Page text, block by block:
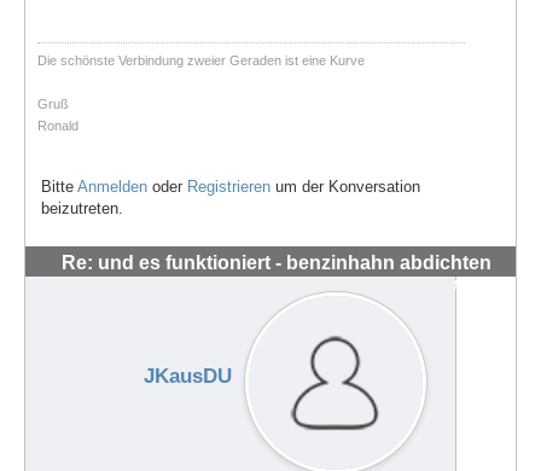
Die schönste Verbindung zweier Geraden ist eine Kurve
Gruß
Ronald
Bitte Anmelden oder Registrieren um der Konversation
beizutreten.
Re: und es funktioniert - benzinhahn abdichten
#56282
JKausDU